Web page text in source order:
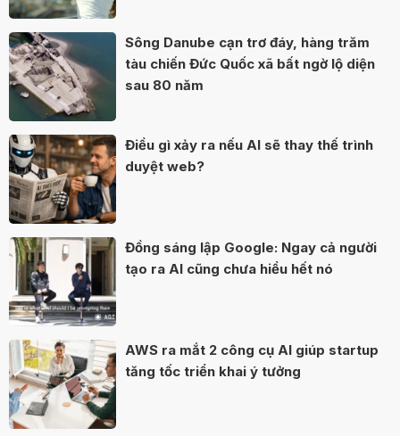
Sông Danube cạn trơ đáy, hàng trăm
tàu chiến Đức Quốc xã bất ngờ lộ diện
sau 80 năm
Điều gì xảy ra nếu AI sẽ thay thế trình
duyệt web?
Đồng sáng lập Google: Ngay cả người
tạo ra AI cũng chưa hiểu hết nó
AWS ra mắt 2 công cụ AI giúp startup
tăng tốc triển khai ý tưởng